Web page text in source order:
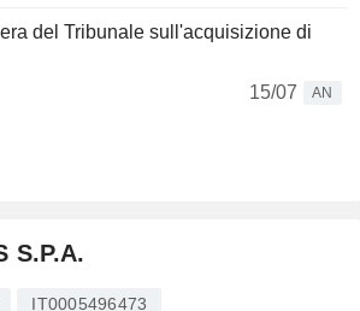
del Tribunale sull'acquisizione di
15/07
AN
S.P.A.
IT0005496473